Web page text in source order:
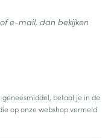
betaal je in de
op onze webshop vermeld
e-mail, dan bekijken